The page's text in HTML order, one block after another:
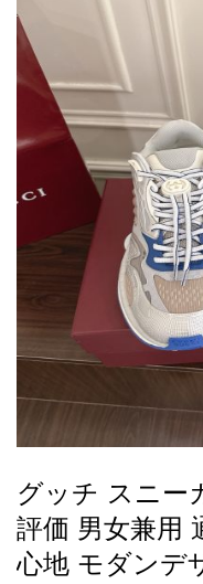
ー
登
ー
管
理
ら
せ
yoyocopys@gmail.com
2026人気特集
バッグ
ズボン
衣装セット
住まい用品
アクセサリー
ベルト
スカーフ
アイフォーンケ
最
製
お
す
す
め
📢
新作入荷！ルイ・ヴィト
グッチ スニー
評価 男女兼用
心地 モダンデ